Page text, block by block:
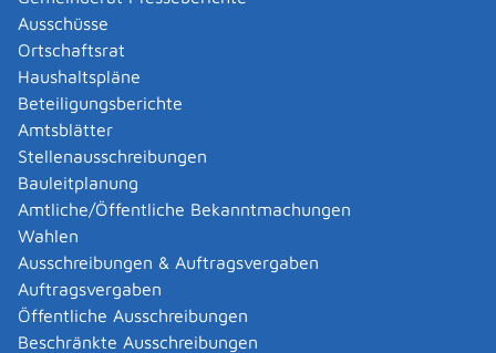
Ausschüsse
Ortschaftsrat
Haushaltspläne
Beteiligungsberichte
Amtsblätter
Stellenausschreibungen
Bauleitplanung
Amtliche/Öffentliche Bekanntmachungen
Wahlen
Ausschreibungen & Auftragsvergaben
Auftragsvergaben
Öffentliche Ausschreibungen
Beschränkte Ausschreibungen
ausgeglichen werden.
Aus Gründen des Arbeits- und Gesundheitsschutzes sind
tägliche Arbeitszeiten von mehr als 12 Stunden
grundsätzlich nicht zulässig.
Die Ausnahmen stehen im pflichtgemäßen Ermessen
der zuständigen Behörde.
Sie haben keinen Anspruch auf eine
Ausnahmebewilligung.
Zuständige Stelle
Stadt- oder Landkreis
Landratsamt Reutlingen